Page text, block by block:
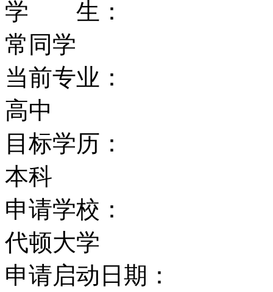
学 生：
常同学
当前专业：
高中
目标学历：
本科
申请学校：
代顿大学
申请启动日期：